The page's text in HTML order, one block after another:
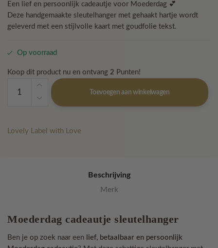
was:
€ 6,49.
Een lief en persoonlijk cadeautje voor Moederdag 💕
Deze handgemaakte sleutelhanger met gehaakt hartje wordt
geleverd met een stijlvolle kaart met goudfolie tekst.
Op voorraad
Koop dit product nu en ontvang 2 Punten!
Moederdag
cadeautje
+
aantal
Toevoegen aan winkelwagen
Lovely Label with Love
Beschrijving
Merk
Moederdag cadeautje sleutelhanger
Ben je op zoek naar een lief, betaalbaar en persoonlijk